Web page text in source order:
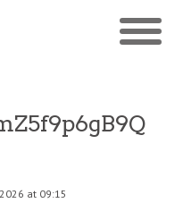
at 09:15